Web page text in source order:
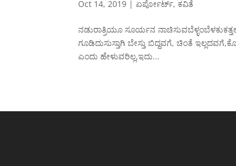
Oct 14, 2019 |ಏರ್ಪೋರ್ಟ್, ಕವಿತೆ
ನಡುರಾತ್ರಿಯೂ ಸೂರ್ಯನ
ಗೂಡಿದುಸುಸ್ತಾಗಿ ಬೇಸ್ತು ಬಿದ್ದವಗೆ, ಚಿಂತೆ
ಎಂದು ಹೇಳುವರಿಲ್ಲ,ಇದು...